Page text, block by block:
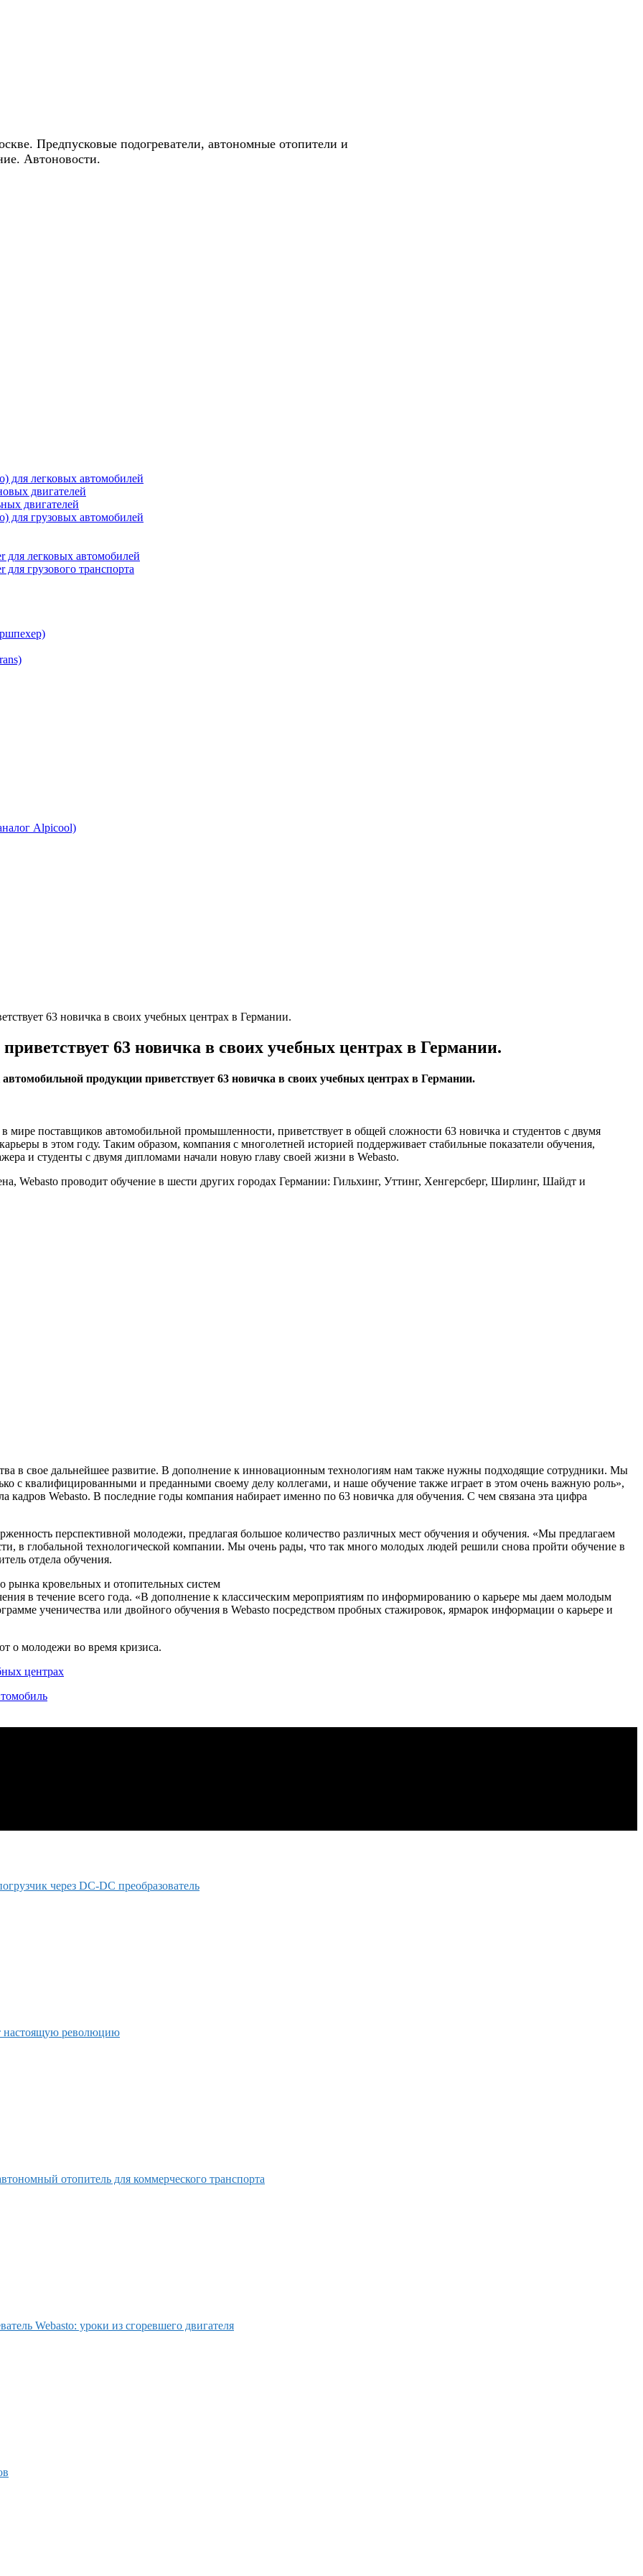
Предпусковые подогреватели, автономные отопители и
Автоновости.
для легковых автомобилей
двигателей
двигателей
для грузовых автомобилей
для легковых автомобилей
грузового транспорта
Alpicool)
63 новичка в своих учебных центрах в Германии.
63 новичка в своих учебных центрах в Германии.
продукции приветствует 63 новичка в своих учебных центрах в Германии.
мире поставщиков автомобильной промышленности, приветствует в общей сложности 63 новичка и студентов с двумя
в этом году. Таким образом, компания с многолетней историей поддерживает стабильные показатели обучения,
и студенты с двумя дипломами начали новую главу своей жизни в Webasto.
Webasto проводит обучение в шести других городах Германии: Гильхинг, Уттинг, Хенгерсберг, Ширлинг, Шайдт и
в свое дальнейшее развитие. В дополнение к инновационным технологиям нам также нужны подходящие сотрудники. Мы
с квалифицированными и преданными своему делу коллегами, и наше обучение также играет в этом очень важную роль»,
кадров Webasto. В последние годы компания набирает именно по 63 новичка для обучения. С чем связана эта цифра
перспективной молодежи, предлагая большое количество различных мест обучения и обучения. «Мы предлагаем
в глобальной технологической компании. Мы очень рады, что так много молодых людей решили снова пройти обучение в
отдела обучения.
рынка кровельных и отопительных систем
в течение всего года. «В дополнение к классическим мероприятиям по информированию о карьере мы даем молодым
ученичества или двойного обучения в Webasto посредством пробных стажировок, ярмарок информации о карьере и
о молодежи во время кризиса.
центрах
через DC-DC преобразователь
настоящую революцию
отопитель для коммерческого транспорта
Webasto: уроки из сгоревшего двигателя